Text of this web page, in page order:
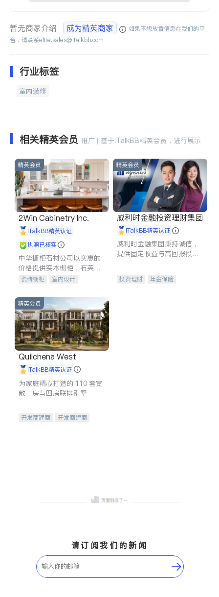
暂无商家介绍 成为精英商家
如果不想放置信息在我们的平
台，请联系elite.sales@italkbb.com
行业标签
室内装修
相关精英会员 推广 | 基于iTalkBB精英会员，进行展示
精英会员
2Win Cabinetry Inc.
iTalkBB精英认证
执照已核实
中华橱柜石材公司以实惠的
价格提供实木橱柜，石英石
台面，多种优质不锈钢水
质厨房，家的选择。
瓷砖橱柜
室内设计
室内装修
精英会员
威利时金融投资理财集团
iTalkBB精英认证
威利时金融集团秉持诚信，
提供固定收益与高回报投资
合，助力客户实现目标
投资理财
年金保险
精英会员
Quilchena West
iTalkBB精英认证
为家庭精心打造的 110 套宽
敞三房与四房联排别墅
开发商建商
开发商建商
请订阅我们的新闻